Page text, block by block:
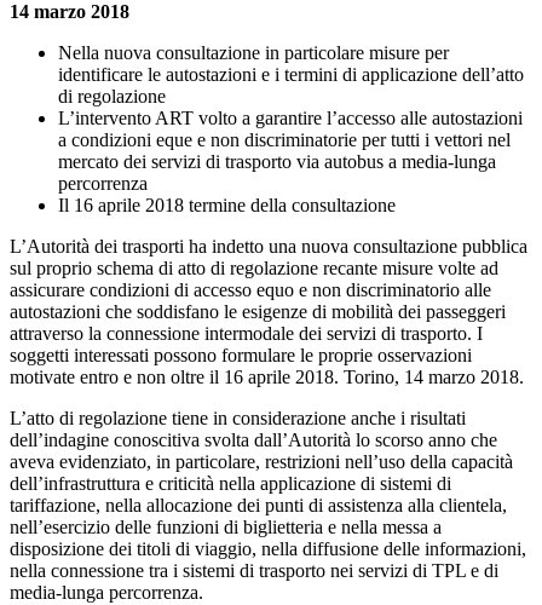
14 marzo 2018
Nella nuova consultazione in particolare misure per
identificare le autostazioni e i termini di applicazione dell’atto
di regolazione
L’intervento ART volto a garantire l’accesso alle autostazioni
a condizioni eque e non discriminatorie per tutti i vettori nel
mercato dei servizi di trasporto via autobus a media-lunga
percorrenza
Il 16 aprile 2018 termine della consultazione
L’Autorità dei trasporti ha indetto una nuova consultazione pubblica
sul proprio schema di atto di regolazione recante misure volte ad
assicurare condizioni di accesso equo e non discriminatorio alle
autostazioni che soddisfano le esigenze di mobilità dei passeggeri
attraverso la connessione intermodale dei servizi di trasporto. I
soggetti interessati possono formulare le proprie osservazioni
motivate entro e non oltre il 16 aprile 2018. Torino, 14 marzo 2018.
L’atto di regolazione tiene in considerazione anche i risultati
dell’indagine conoscitiva svolta dall’Autorità lo scorso anno che
aveva evidenziato, in particolare, restrizioni nell’uso della capacità
dell’infrastruttura e criticità nella applicazione di sistemi di
tariffazione, nella allocazione dei punti di assistenza alla clientela,
nell’esercizio delle funzioni di biglietteria e nella messa a
disposizione dei titoli di viaggio, nella diffusione delle informazioni,
nella connessione tra i sistemi di trasporto nei servizi di TPL e di
media-lunga percorrenza.